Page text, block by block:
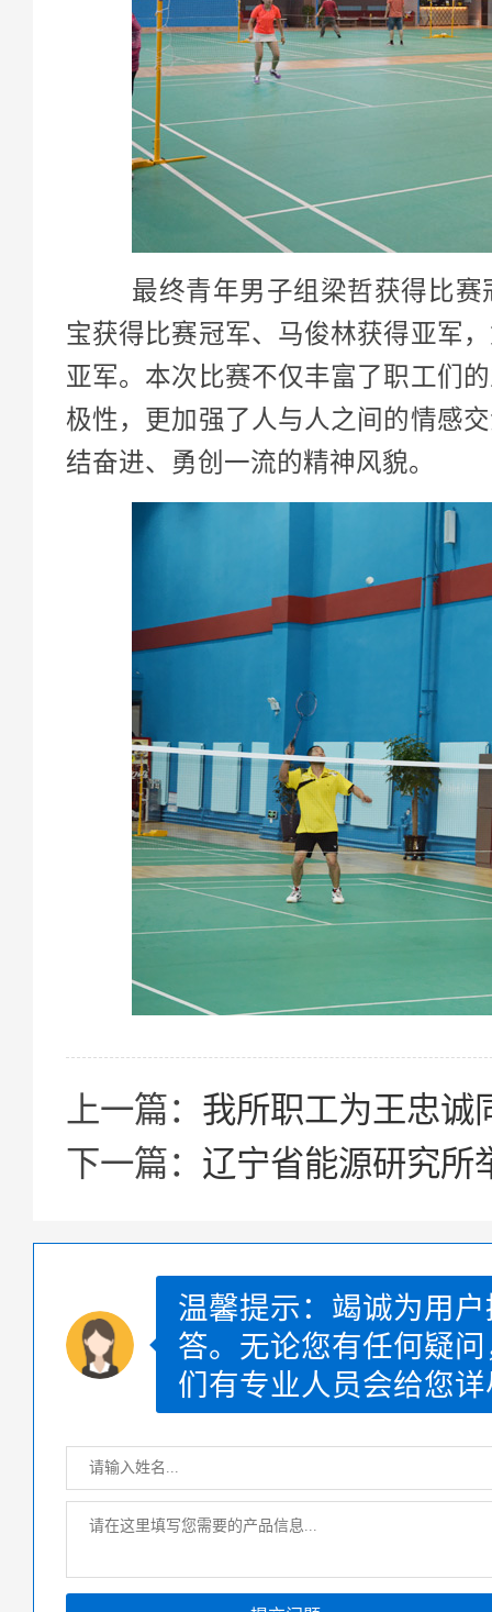
最终青年男子组梁哲获得比赛
宝获得比赛冠军、马俊林获得亚军
亚军。本次比赛不仅丰富了职工们
极性，更加强了人与人之间的情感
结奋进、勇创一流的精神风貌。
上一篇： 我所职工为王忠诚
下一篇： 辽宁省能源研究所
温馨提示：竭诚为用
答。无论您有任何疑
们有专业人员会给您